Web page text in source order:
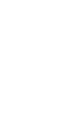
年的双膝关节